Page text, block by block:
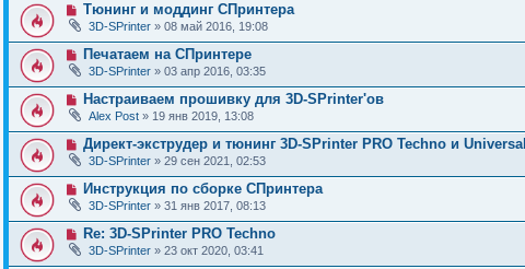
Тюнинг и моддинг СПринтера
3D-SPrinter » 08 май 2016, 19:08
Печатаем на СПринтере
3D-SPrinter » 03 апр 2016, 03:35
Настраиваем прошивку для 3D-SPrinter'ов
Alex Post » 19 янв 2019, 13:08
Директ-экструдер и тюнинг 3D-SPrinter PRO Techno и Universal
3D-SPrinter » 29 сен 2021, 02:53
Инструкция по сборке СПринтера
3D-SPrinter » 31 янв 2017, 08:13
Re: 3D-SPrinter PRO Techno
3D-SPrinter » 23 окт 2020, 03:41